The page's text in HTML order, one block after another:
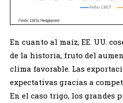
En cuanto al maíz, EE. UU.
de la historia, fruto del
clima favorable. Las
expectativas gracias a
En el caso trigo, los grandes